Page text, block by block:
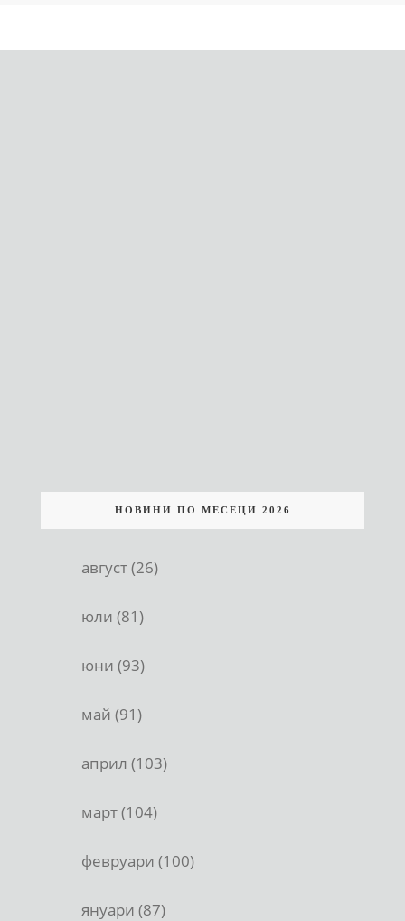
НОВИНИ ПО МЕСЕЦИ 2026
август (26)
юли (81)
юни (93)
май (91)
април (103)
март (104)
февруари (100)
януари (87)